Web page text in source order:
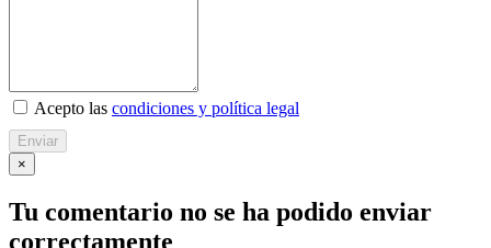
Acepto las condiciones y política legal
Enviar
×
Tu comentario no se ha podido enviar
correctamente